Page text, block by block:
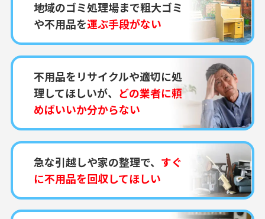
地域のゴミ処理場まで粗大ゴミ
や不用品を運ぶ手段がない
不用品をリサイクルや適切に処
理してほしいが、 どの業者に頼
めばいいか分からない
急な引越しや家の整理で、 すぐ
に不用品を回収してほしい